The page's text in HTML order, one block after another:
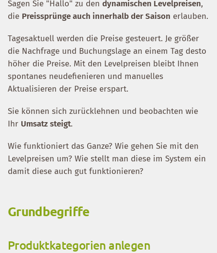
Sagen Sie "Hallo" zu den dynamischen Levelpreisen,
die Preissprünge auch innerhalb der Saison erlauben.
Tagesaktuell werden die Preise gesteuert. Je größer
die Nachfrage und Buchungslage an einem Tag desto
höher die Preise. Mit den Levelpreisen bleibt Ihnen
spontanes neudefienieren und manuelles
Aktualisieren der Preise erspart.
Sie können sich zurücklehnen und beobachten wie
Ihr Umsatz steigt.
Wie funktioniert das Ganze? Wie gehen Sie mit den
Levelpreisen um? Wie stellt man diese im System ein
damit diese auch gut funktionieren?
Grundbegriffe
Produktkategorien anlegen